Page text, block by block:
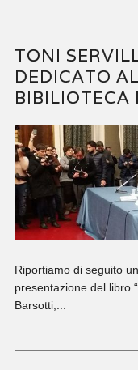
TONI
DEDICATO
BIBILIOTECA
Riportiamo di seguito
presentazione del libro
Barsotti,...